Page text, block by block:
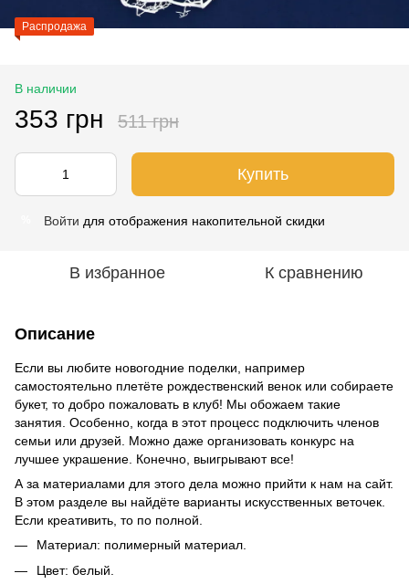
Распродажа
В наличии
353 грн 511 грн
Купить
Войти для отображения накопительной скидки
В избранное К сравнению
Описание
Если вы любите новогодние поделки, например
самостоятельно плетёте рождественский венок или собираете
букет, то добро пожаловать в клуб! Мы обожаем такие
занятия. Особенно, когда в этот процесс подключить членов
семьи или друзей. Можно даже организовать конкурс на
лучшее украшение. Конечно, выигрывают все!
А за материалами для этого дела можно прийти к нам на сайт.
В этом разделе вы найдёте варианты искусственных веточек.
Если креативить, то по полной.
Материал: полимерный материал.
Цвет: белый.